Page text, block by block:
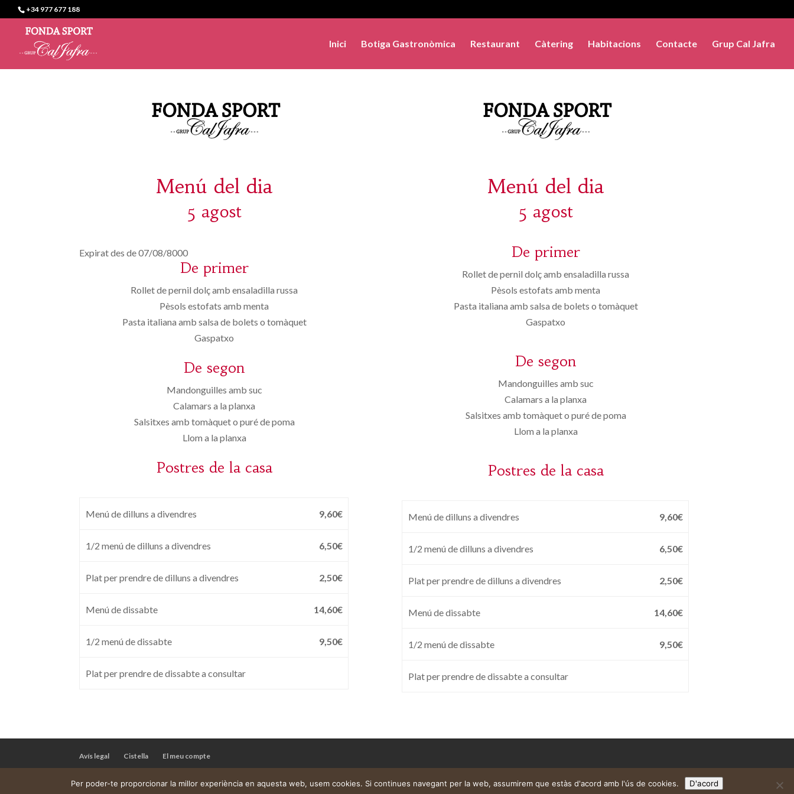
+34 977 677 188
Inici Botiga Gastronòmica Restaurant Càtering Habitacions Contacte Grup Cal Jafra
Menú del dia
5 agost
Expirat des de 07/08/8000
De primer
Rollet de pernil dolç amb ensaladilla russa
Pèsols estofats amb menta
Pasta italiana amb salsa de bolets o tomàquet
Gaspatxo
De segon
Mandonguilles amb suc
Calamars a la planxa
Salsitxes amb tomàquet o puré de poma
Llom a la planxa
Postres de la casa
Menú de dilluns a divendres 9,60€
1/2 menú de dilluns a divendres 6,50€
Plat per prendre de dilluns a divendres 2,50€
Menú de dissabte 14,60€
1/2 menú de dissabte 9,50€
Plat per prendre de dissabte a consultar
Menú del dia
5 agost
De primer
Rollet de pernil dolç amb ensaladilla russa
Pèsols estofats amb menta
Pasta italiana amb salsa de bolets o tomàquet
Gaspatxo
De segon
Mandonguilles amb suc
Calamars a la planxa
Salsitxes amb tomàquet o puré de poma
Llom a la planxa
Postres de la casa
Menú de dilluns a divendres 9,60€
1/2 menú de dilluns a divendres 6,50€
Plat per prendre de dilluns a divendres 2,50€
Menú de dissabte 14,60€
1/2 menú de dissabte 9,50€
Plat per prendre de dissabte a consultar
Avís legal Cistella El meu compte
Web construïda perDeMomentSomTres
Per poder-te proporcionar la millor experiència en aquesta web, usem cookies. Si continues navegant per la web, assumirem que estàs d'acord amb l'ús de cookies. D'acord